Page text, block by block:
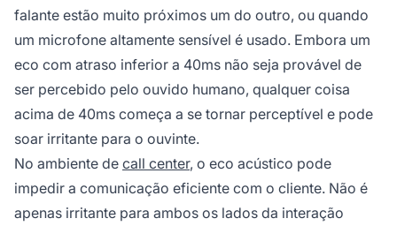
falante estão muito próximos um do outro, ou quando
um microfone altamente sensível é usado. Embora um
eco com atraso inferior a 40ms não seja provável de
ser percebido pelo ouvido humano, qualquer coisa
acima de 40ms começa a se tornar perceptível e pode
soar irritante para o ouvinte.
No ambiente de call center, o eco acústico pode
impedir a comunicação eficiente com o cliente. Não é
apenas irritante para ambos os lados da interação